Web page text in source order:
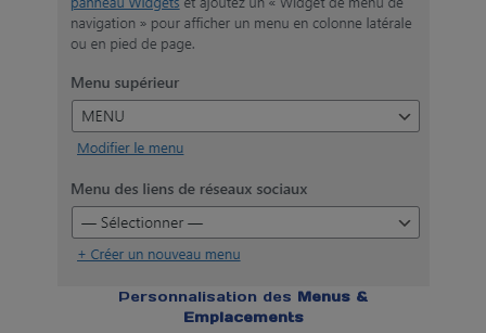
Personnalisation des Menus &
Emplacements